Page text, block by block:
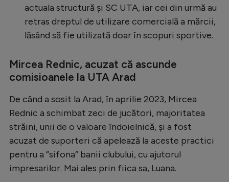
Gimnastică
Auto
Ciclism
Alte sporturi
JO 2024
JO 2026
actuala structură și SC UTA, iar cei din urmă au
retras dreptul de utilizare comercială a mărcii,
lăsând să fie utilizată doar în scopuri sportive.
Mircea Rednic, acuzat că ascunde
comisioanele la UTA Arad
De când a sosit la Arad, în aprilie 2023, Mircea
Rednic a schimbat zeci de jucători, majoritatea
străini, unii de o valoare îndoielnică, și a fost
acuzat de suporteri că apelează la aceste practici
pentru a ”sifona” banii clubului, cu ajutorul
impresarilor. Mai ales prin fiica sa, Luana.